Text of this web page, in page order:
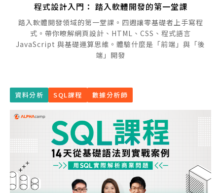
程式設計入門： 踏入軟體開發的第一堂課
踏入軟體開發領域的第一堂課。四週讓零基礎者上手寫程
式。帶你暸解網頁設計、HTML、CSS、程式語言
JavaScript 與基礎運算思維。體驗什麼是「前端」與「後
端」開發
資料分析 SQL課程 數據分析師